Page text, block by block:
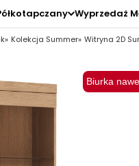
Wyprzedaż
Kolekcja Summer Witryna 2D
Biurka